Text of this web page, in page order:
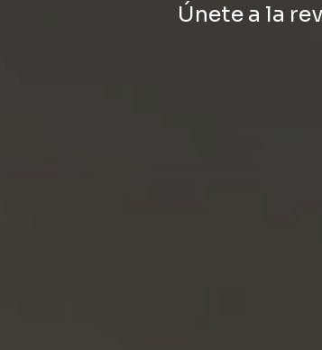
Únete a la